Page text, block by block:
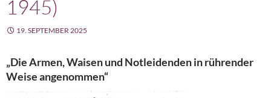
1945)
19. SEPTEMBER 2025
„Die Armen, Waisen und Notleidenden in rührender
Weise angenommen“